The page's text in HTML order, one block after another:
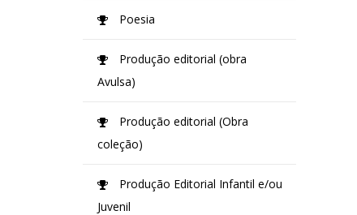
Poesia
Produção editorial (obra
Avulsa)
Produção editorial (Obra
coleção)
Produção Editorial Infantil e/ou
Juvenil